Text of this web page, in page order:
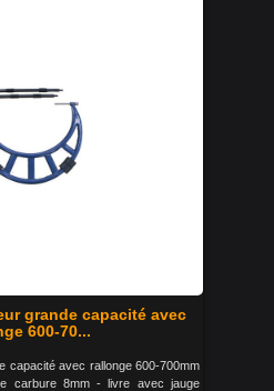
grande capacité avec
600-70...
capacité avec rallonge 600-700mm
carbure 8mm - livre avec jauge